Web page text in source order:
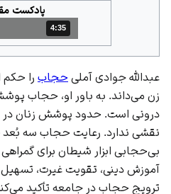
پادکست
مدت: 4 دقیقه و 35 ثانیه
4:35
عبدالله جوادی آملی حجاب را حکم
زن می‌داند. به باور او، حجاب
درونی است. حدود پوشش زنان در
نقشی ندارد. رعایت حجاب سه بُعد
بی‌حجابی ابزار شیطان برای
آموزش دینی، تقویت غیرت، تسهیل
ترویج حجاب در جامعه تأکید